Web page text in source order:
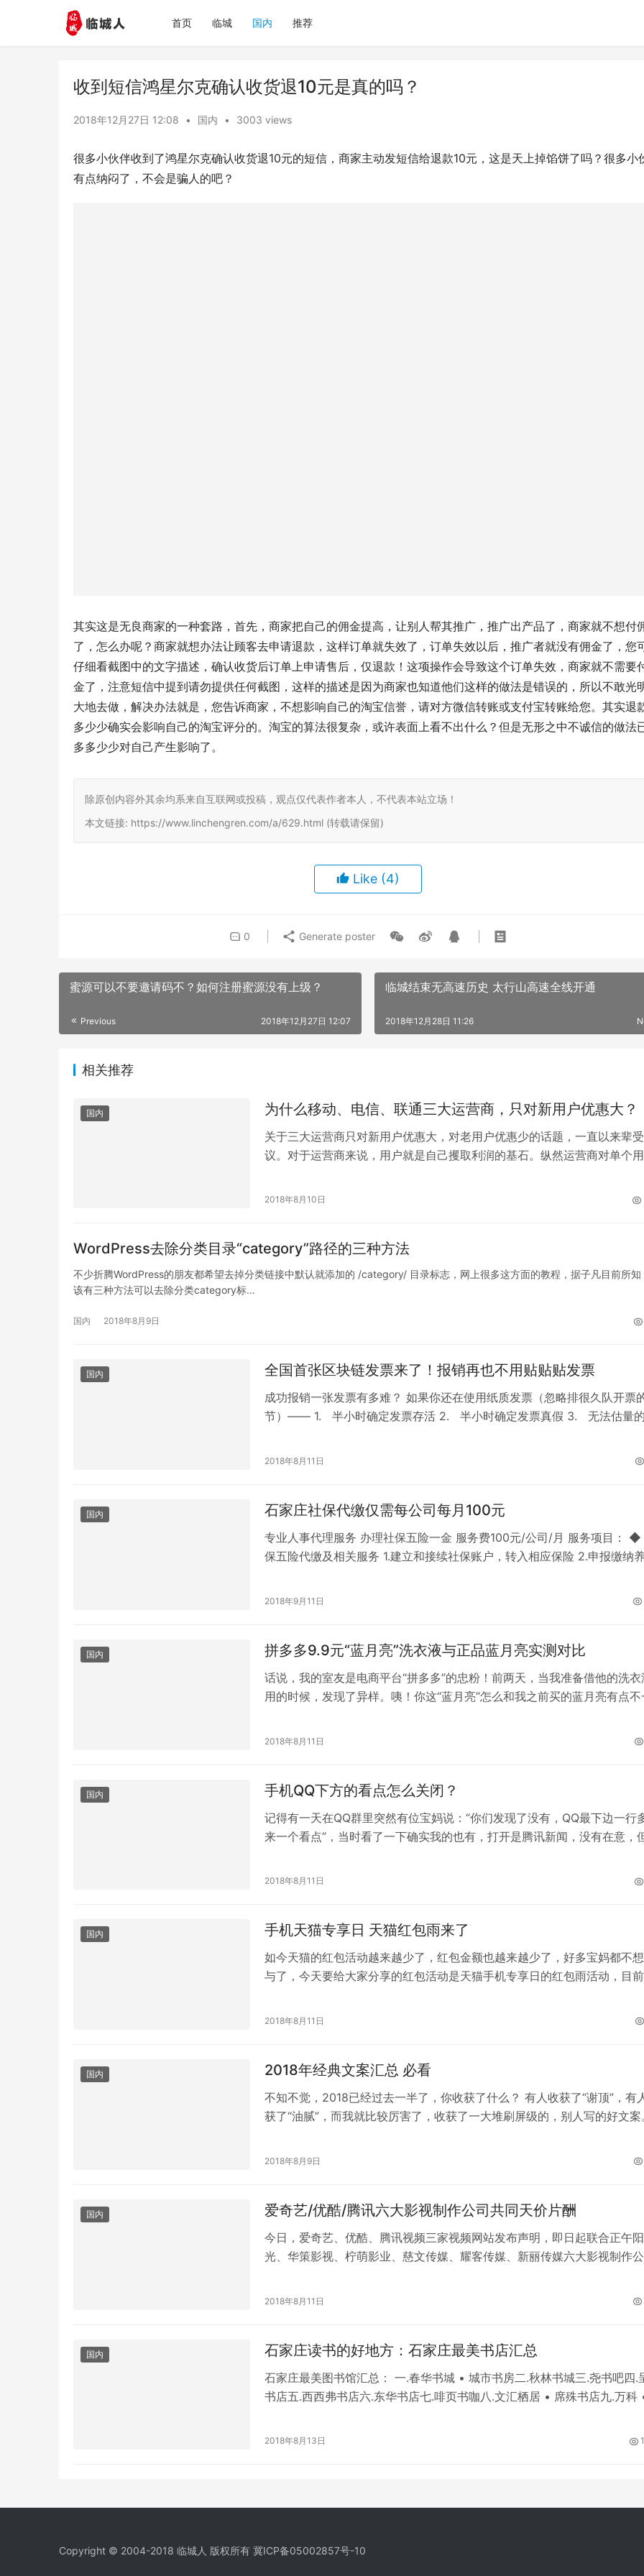
首页 临城 国内 推荐
收到短信鸿星尔克确认收货退10元是真的吗？
2018年12月27日 12:08 • 国内 • 3003 views
很多小伙伴收到了鸿星尔克确认收货退10元的短信，商家主动发短信给退款10元，这是天上掉馅饼了吗？很多小
有点纳闷了，不会是骗人的吧？
其实这是无良商家的一种套路，首先，商家把自己的佣金提高，让别人帮其推广，推广出产品了，商家就不想付
了，怎么办呢？商家就想办法让顾客去申请退款，这样订单就失效了，订单失效以后，推广者就没有佣金了，您
仔细看截图中的文字描述，确认收货后订单上申请售后，仅退款！这项操作会导致这个订单失效，商家就不需要
金了，注意短信中提到请勿提供任何截图，这样的描述是因为商家也知道他们这样的做法是错误的，所以不敢光
大地去做，解决办法就是，您告诉商家，不想影响自己的淘宝信誉，请对方微信转账或支付宝转账给您。其实退
多少少确实会影响自己的淘宝评分的。淘宝的算法很复杂，或许表面上看不出什么？但是无形之中不诚信的做法
多多少少对自己产生影响了。
除原创内容外其余均系来自互联网或投稿，观点仅代表作者本人，不代表本站立场！
本文链接: https://www.linchengren.com/a/629.html (转载请保留)
Like (4)
0 Generate poster
蜜源可以不要邀请码不？如何注册蜜源没有上级？
Previous 2018年12月27日 12:07
临城结束无高速历史 太行山高速全线开通
2018年12月28日 11:26
相关推荐
国内 为什么移动、电信、联通三大运营商，只对新用户优惠大？
关于三大运营商只对新用户优惠大，对老用户优惠少的话题，一直以来辈
议。对于运营商来说，用户就是自己攫取利润的基石。纵然运营商对单个用
2018年8月10日
WordPress去除分类目录“category”路径的三种方法
不少折腾WordPress的朋友都希望去掉分类链接中默认就添加的 /category/ 目录标志，网上很多这方面的教程，据子凡目前所知
该有三种方法可以去除分类category标…
国内 2018年8月9日
国内 全国首张区块链发票来了！报销再也不用贴贴贴发票
成功报销一张发票有多难？ 如果你还在使用纸质发票（忽略排很久队开票
节）—— 1. 半小时确定发票存活 2. 半小时确定发票真假 3. 无法估量
2018年8月11日
国内 石家庄社保代缴仅需每公司每月100元
专业人事代理服务 办理社保五险一金 服务费100元/公司/月 服务项目： ◆
保五险代缴及相关服务 1.建立和接续社保账户，转入相应保险 2.申报缴纳
2018年9月11日
国内 拼多多9.9元“蓝月亮”洗衣液与正品蓝月亮实测对比
话说，我的室友是电商平台“拼多多”的忠粉！前两天，当我准备借他的洗衣
用的时候，发现了异样。咦！你这“蓝月亮”怎么和我之前买的蓝月亮有点不
2018年8月11日
国内 手机QQ下方的看点怎么关闭？
记得有一天在QQ群里突然有位宝妈说：“你们发现了没有，QQ最下边一行
来一个看点”，当时看了一下确实我的也有，打开是腾讯新闻，没有在意，
2018年8月11日
国内 手机天猫专享日 天猫红包雨来了
如今天猫的红包活动越来越少了，红包金额也越来越少了，好多宝妈都不
与了，今天要给大家分享的红包活动是天猫手机专享日的红包雨活动，目前
2018年8月11日
国内 2018年经典文案汇总 必看
不知不觉，2018已经过去一半了，你收获了什么？ 有人收获了“谢顶”，有
获了“油腻”，而我就比较厉害了，收获了一大堆刷屏级的，别人写的好文案
2018年8月9日
国内 爱奇艺/优酷/腾讯六大影视制作公司共同天价片酬
今日，爱奇艺、优酷、腾讯视频三家视频网站发布声明，即日起联合正午阳
光、华策影视、柠萌影业、慈文传媒、耀客传媒、新丽传媒六大影视制作公
2018年8月11日
国内 石家庄读书的好地方：石家庄最美书店汇总
石家庄最美图书馆汇总： 一.春华书城 • 城市书房二.秋林书城三.尧书吧四.
书店五.西西弗书店六.东华书店七.啡页书咖八.文汇栖居 • 席殊书店九.万科
2018年8月13日
Copyright © 2004-2018 临城人 版权所有 冀ICP备05002857号-10